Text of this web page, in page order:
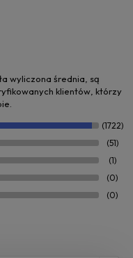
wyliczona średnia, są
klientów, którzy
(1722)
(51)
(1)
(0)
(0)